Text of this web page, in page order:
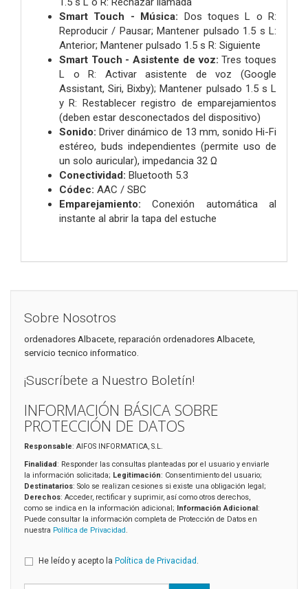
Smart Touch - Música: Dos toques L o R:
Reproducir / Pausar; Mantener pulsado 1.5 s L:
Anterior; Mantener pulsado 1.5 s R: Siguiente
Smart Touch - Asistente de voz: Tres toques
L o R: Activar asistente de voz (Google
Assistant, Siri, Bixby); Mantener pulsado 1.5 s L
y R: Restablecer registro de emparejamientos
(deben estar desconectados del dispositivo)
Sonido: Driver dinámico de 13 mm, sonido Hi-Fi
estéreo, buds independientes (permite uso de
un solo auricular), impedancia 32 Ω
Conectividad: Bluetooth 5.3
Códec: AAC / SBC
Emparejamiento: Conexión automática al
instante al abrir la tapa del estuche
Sobre Nosotros
ordenadores Albacete, reparación ordenadores Albacete,
servicio tecnico informatico.
¡Suscríbete a Nuestro Boletín!
INFORMACIÓN BÁSICA SOBRE
PROTECCIÓN DE DATOS
Responsable: AIFOS INFORMATICA, S.L.
Finalidad: Responder las consultas planteadas por el usuario y enviarle
la información solicitada; Legitimación: Consentimiento del usuario;
Destinatarios: Solo se realizan cesiones si existe una obligación legal;
Derechos: Acceder, rectificar y suprimir, así como otros derechos,
como se indica en la información adicional;
Información Adicional :
Puede consultar la información completa de Protección de Datos en
nuestra Política de Privacidad .
He leído y acepto la Política de Privacidad